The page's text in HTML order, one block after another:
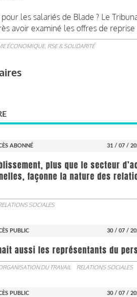
les salariés de Blade ? Le
avoir examiné les offres de reprise
ÉCONOMIQUE, RSE & SOLIDARITÉ
ABONNÉ 31 / 07 /
plus que le secteur
façonne la nature des
SOCIALES
PUBLIC 30 / 07 /
aussi les représentants du
DU TRAVAIL RELATIONS SOCIALES
PUBLIC 30 / 07 /